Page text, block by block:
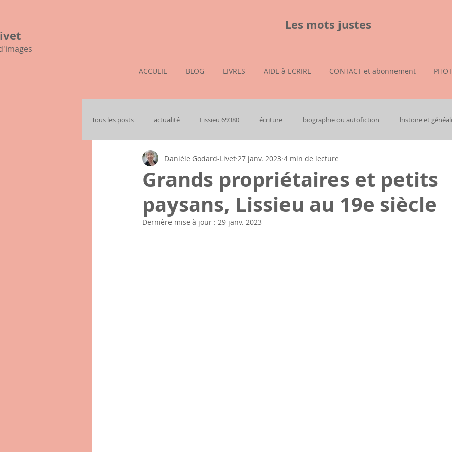
Les mots justes
ACCUEIL BLOG LIVRES AIDE à ECRIRE CONTACT et abonnement
Tous les posts actualité Lissieu 69380 écriture biographie ou autofiction histoire et
mon histoire familiale
Grands propriétaires et petits
paysans, Lissieu au 19e siècle
Danièle Godard-Livet 27 janv. 2023 4 min de lecture
Dernière mise à jour : 29 janv. 2023